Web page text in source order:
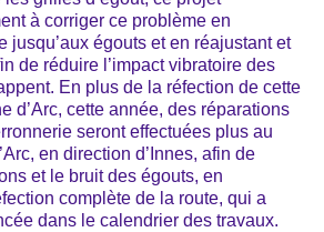
à corriger ce problème en
jusqu’aux égouts et en réajustant et
de réduire l’impact vibratoire des
En plus de la réfection de cette
d’Arc, cette année, des réparations
seront effectuées plus au
en direction d’Innes, afin de
et le bruit des égouts, en
complète de la route, qui a
dans le calendrier des travaux.